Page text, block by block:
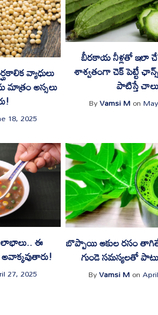
వ్యాధులు
అస్సలు
18, 2025
బీరకాయ నీళ్లతో ఇలా
శాశ్వతంగా చెక్ పెట్టే
పాటిస్తే
ByVamsi Mon
లాభాలు.. ఈ
27, 2025
బొప్పాయి ఆకుల రసం
గుండె సమస్యలతో
ByVamsi Mon